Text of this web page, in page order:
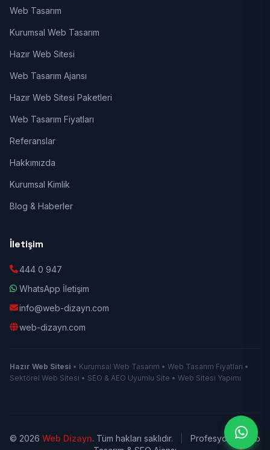
Web Tasarım
Kurumsal Web Tasarım
Hazır Web Sitesi
Web Tasarım Ajansı
Hazır Web Sitesi Paketleri
Web Tasarım Fiyatları
Referanslar
Hakkımızda
Kurumsal Kimlik
Blog & Haberler
İletişim
444 0 947
WhatsApp İletişim
info@web-dizayn.com
web-dizayn.com
Hazır Web Sitesi • Kurumsal Web Tasarım • Web Tasarım Fiyatları •
Sektörel Web Sitesi • SEO & AEO Uyumlu Site • Web Sitesi Yapımı
© 2026 Web Dizayn. Tüm hakları saklıdır.
Profesyonel Web